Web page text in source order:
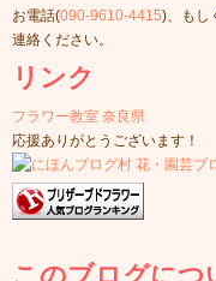
お電話(090-9610-4415)、もし
連絡ください。
リンク
フラワー教室 奈良県
応援ありがとうございます！